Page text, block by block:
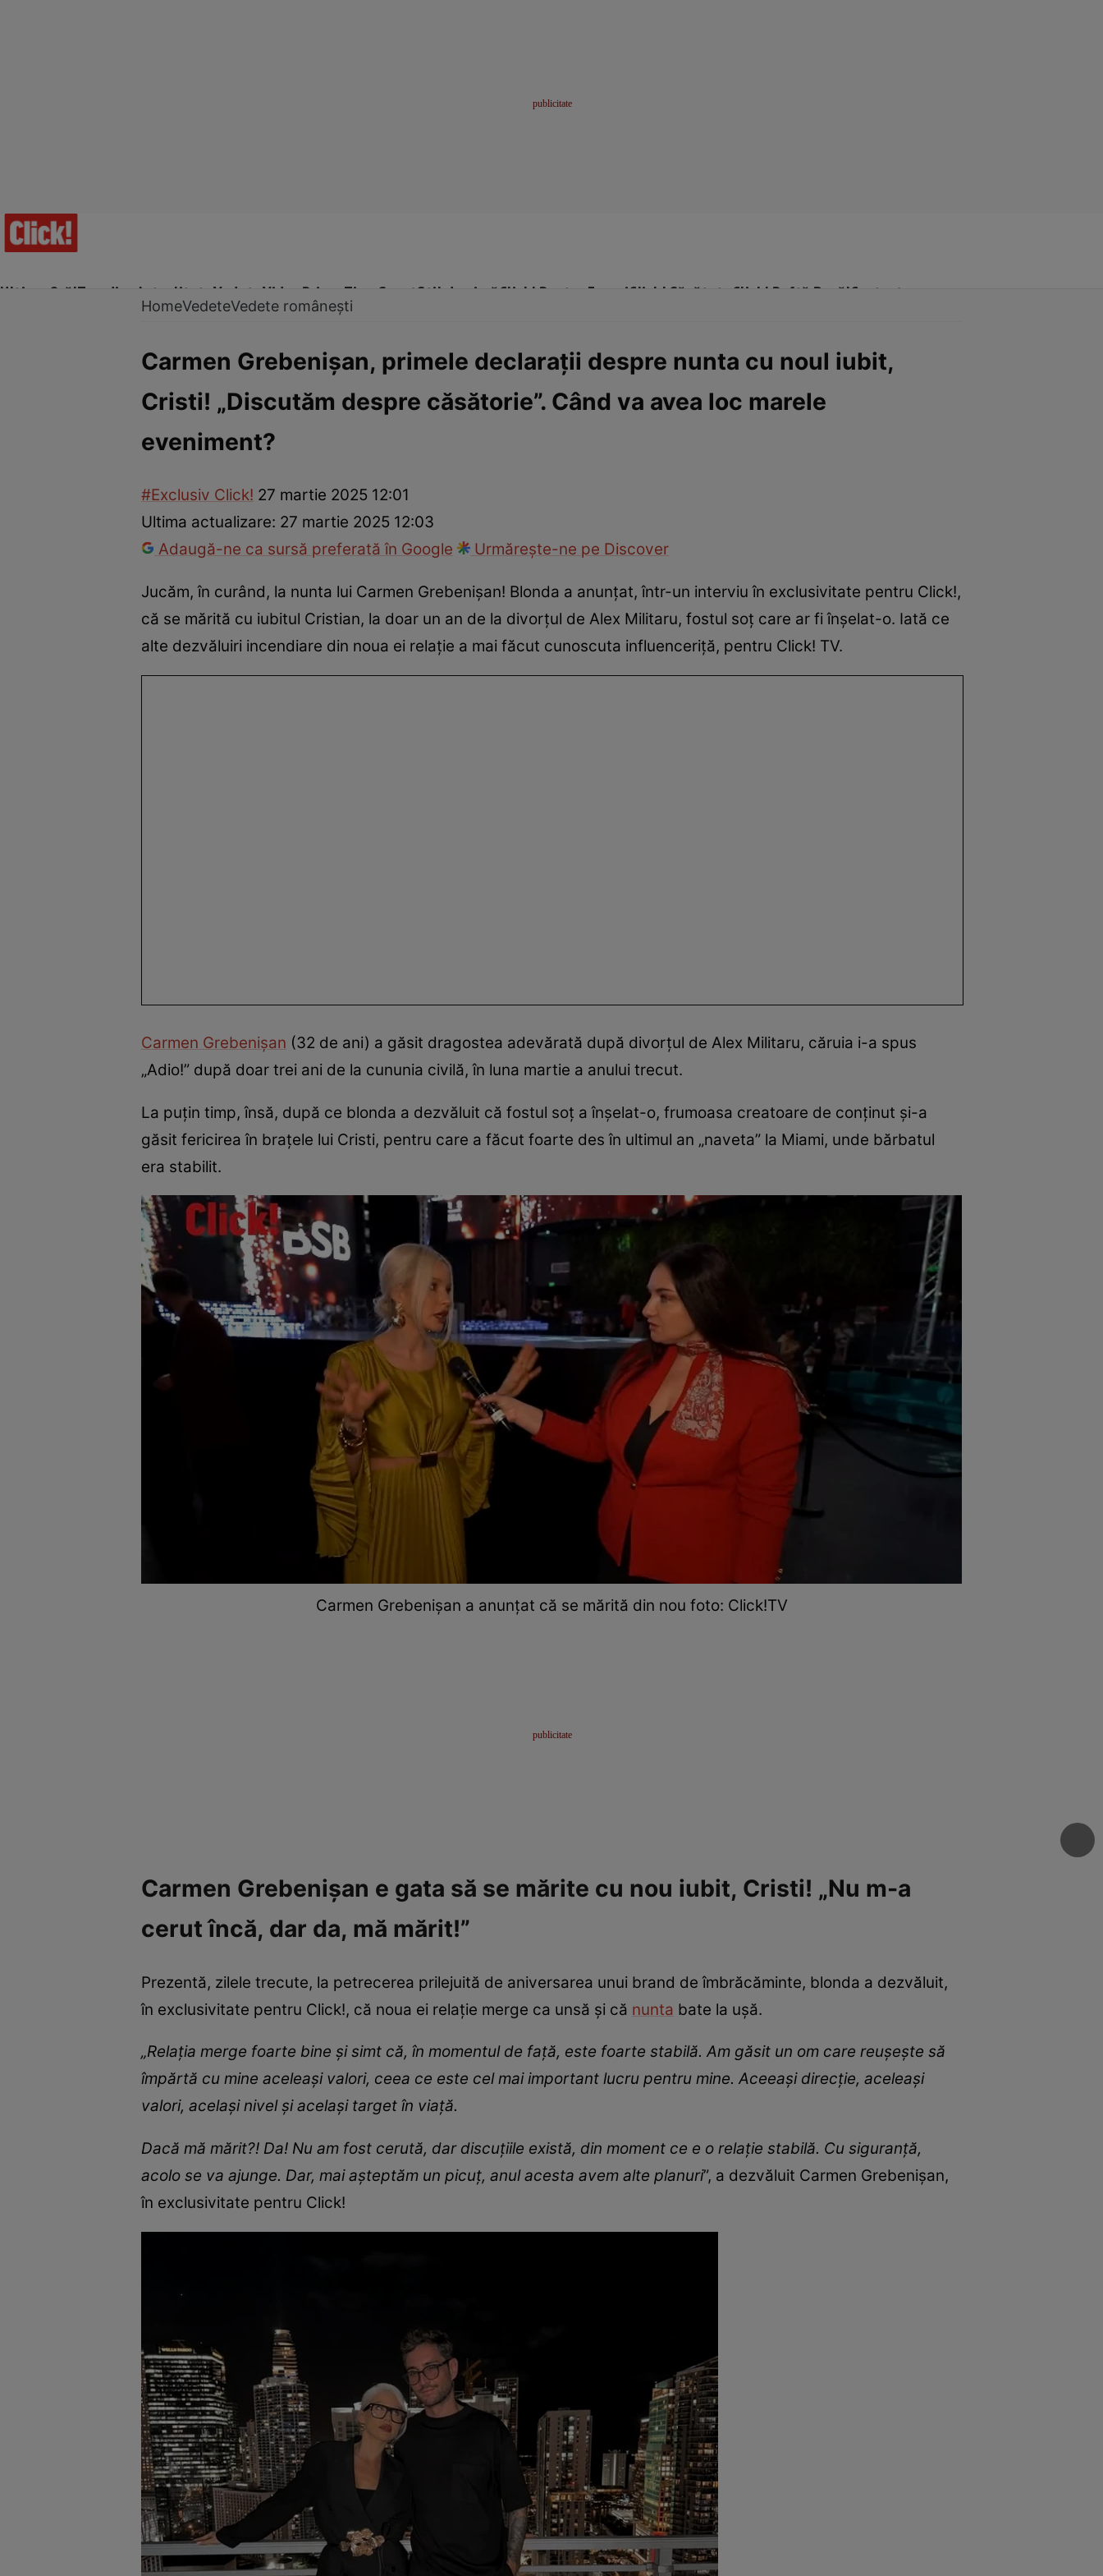
Ultima Oră!Trending Actualitate Vedete Video Prime Time SportStil de viațăClick! Pentru FemeiClick! Sănătate Click! Poftă Bună!Contact
Vedete internaționaleVedete româneștiInterviurile Click!Paparazzii Click!
HomeVedeteVedete românești
Carmen Grebenișan, primele declarații despre nunta cu noul iubit,
Cristi! „Discutăm despre căsătorie”. Când va avea loc marele
eveniment?
#Exclusiv Click! 27 martie 2025 12:01
Ultima actualizare: 27 martie 2025 12:03
Adaugă-ne ca sursă preferată în Google
Urmărește-ne pe Discover
Jucăm, în curând, la nunta lui Carmen Grebenișan! Blonda a anunțat, într-un interviu în exclusivitate pentru Click!,
că se mărită cu iubitul Cristian, la doar un an de la divorțul de Alex Militaru, fostul soț care ar fi înșelat-o. Iată ce
alte dezvăluiri incendiare din noua ei relație a mai făcut cunoscuta influenceriță, pentru Click! TV.
Carmen Grebenișan (32 de ani) a găsit dragostea adevărată după divorțul de Alex Militaru, căruia i-a spus
„Adio!” după doar trei ani de la cununia civilă, în luna martie a anului trecut.
La puțin timp, însă, după ce blonda a dezvăluit că fostul soț a înșelat-o, frumoasa creatoare de conținut și-a
găsit fericirea în brațele lui Cristi, pentru care a făcut foarte des în ultimul an „naveta” la Miami, unde bărbatul
era stabilit.
Carmen Grebenișan a anunțat că se mărită din nou foto: Click!TV
Carmen Grebenișan e gata să se mărite cu nou iubit, Cristi! „Nu m-a
cerut încă, dar da, mă mărit!”
Prezentă, zilele trecute, la petrecerea prilejuită de aniversarea unui brand de îmbrăcăminte, blonda a dezvăluit,
în exclusivitate pentru Click!, că noua ei relație merge ca unsă și că nunta bate la ușă.
„Relația merge foarte bine și simt că, în momentul de față, este foarte stabilă. Am găsit un om care reușește să
împărtă cu mine aceleași valori, ceea ce este cel mai important lucru pentru mine. Aceeași direcție, aceleași
valori, același nivel și același target în viață.
Dacă mă mărit?! Da! Nu am fost cerută, dar discuțiile există, din moment ce e o relație stabilă. Cu siguranță,
acolo se va ajunge. Dar, mai așteptăm un picuț, anul acesta avem alte planuri”, a dezvăluit Carmen Grebenișan,
în exclusivitate pentru Click!